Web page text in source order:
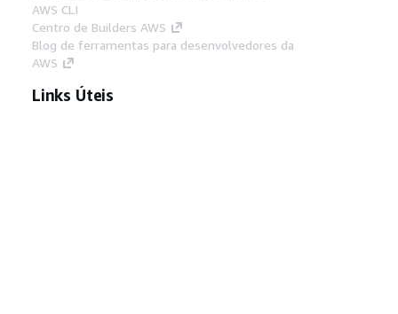
AWS CLI
Centro de Builders AWS
Blog de ferramentas para desenvolvedores da
AWS
Links Úteis